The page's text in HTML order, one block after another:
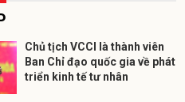
Chủ tịch VCCI là thành viên
Ban Chỉ đạo quốc gia về phát
triển kinh tế tư nhân